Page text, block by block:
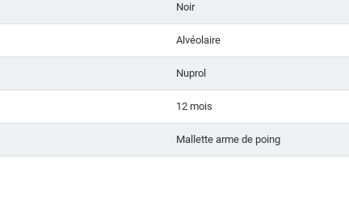
Noir
Alvéolaire
Nuprol
12 mois
Mallette arme de poing